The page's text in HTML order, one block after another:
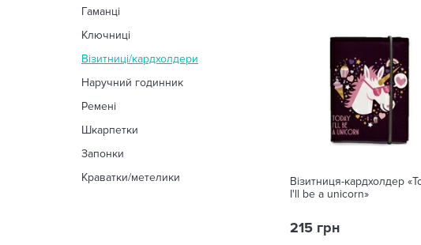
Гаманці
Ключниці
Візитниці/кардхолдери
Наручний годинник
Ремені
Шкарпетки
Запонки
Краватки/метелики
Візитниця-кардхолдер
I'll be a unicorn»
215 грн